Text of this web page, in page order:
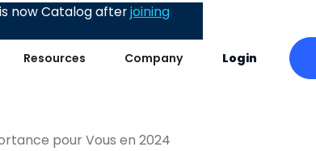
Resources Company Login
now Catalog afterjoining
pour Vous en 2024